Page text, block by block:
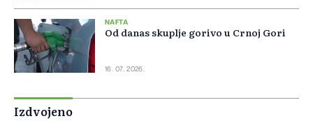
NAFTA
Od danas skuplje gorivo u Crnoj Gori
16. 07. 2026.
Izdvojeno